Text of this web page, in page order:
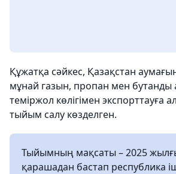
Құжатқа сәйкес, Қазақстан
мұнай газын, пропан мен
теміржол көлігімен экспорттауға
тыйым салу көзделген.
Тыйымның мақсаты – 2025
қарашадан бастап республика